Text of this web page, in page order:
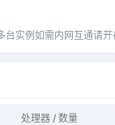
实例如需内网互通请开
处理器 / 数量